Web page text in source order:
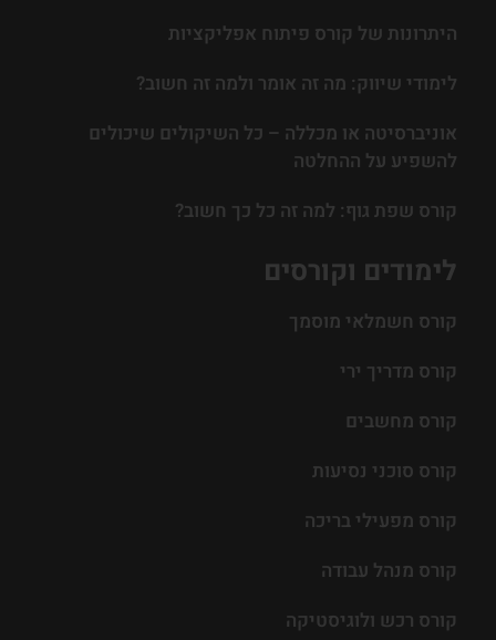
לימודים וקורסים
קורס חשמלאי מוסמך
קורס מדריך ירי
קורס מחשבים
קורס סוכני נסיעות
קורס מפעילי בריכה
קורס מנהל עבודה
קורס רכש ולוגיסטיקה
היתרונות של קורס פיתוח אפליקציות
לימודי שיווק: מה זה אומר ולמה זה חשוב?
אוניברסיטה או מכללה – כל השיקולים שיכולים
להשפיע על ההחלטה
קורס שפת גוף: למה זה כל כך חשוב?